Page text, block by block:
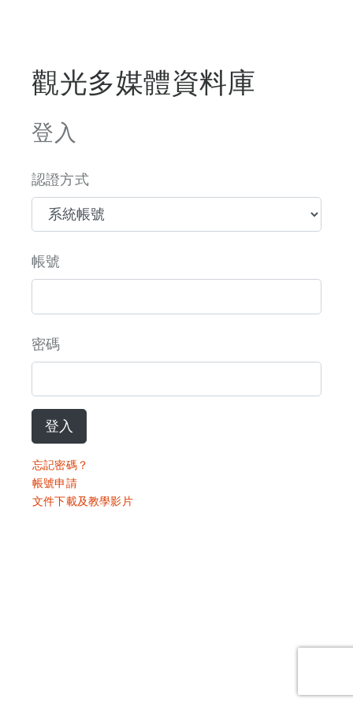
觀光多媒體資料庫
登入
認證方式
帳號
密碼
登入
忘記密碼？
帳號申請
文件下載及教學影片